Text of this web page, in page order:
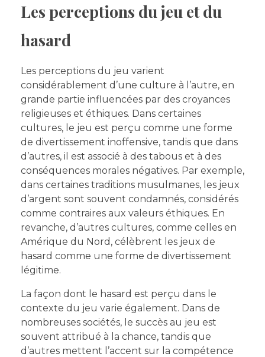
Les perceptions du jeu et du
hasard
Les perceptions du jeu varient
considérablement d’une culture à l’autre, en
grande partie influencées par des croyances
religieuses et éthiques. Dans certaines
cultures, le jeu est perçu comme une forme
de divertissement inoffensive, tandis que dans
d’autres, il est associé à des tabous et à des
conséquences morales négatives. Par exemple,
dans certaines traditions musulmanes, les jeux
d’argent sont souvent condamnés, considérés
comme contraires aux valeurs éthiques. En
revanche, d’autres cultures, comme celles en
Amérique du Nord, célèbrent les jeux de
hasard comme une forme de divertissement
légitime.
La façon dont le hasard est perçu dans le
contexte du jeu varie également. Dans de
nombreuses sociétés, le succès au jeu est
souvent attribué à la chance, tandis que
d’autres mettent l’accent sur la compétence